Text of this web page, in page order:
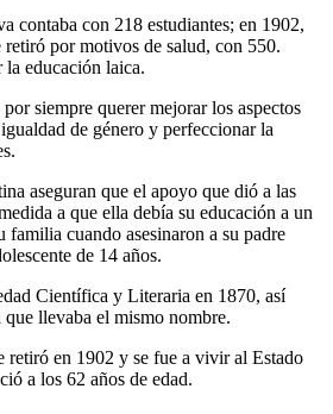
contaba con 218 estudiantes; en 1902,
retiró por motivos de salud, con 550.
la educación laica.
siempre querer mejorar los aspectos
de género y perfeccionar la
aseguran que el apoyo que dió a las
a que ella debía su educación a un
familia cuando asesinaron a su padre
de 14 años.
Científica y Literaria en 1870, así
llevaba el mismo nombre.
retiró en 1902 y se fue a vivir al Estado
a los 62 años de edad.